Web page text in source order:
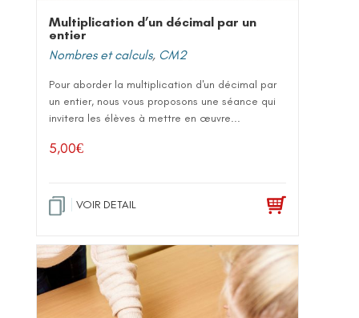
Multiplication d’un décimal par un
entier
Nombres et calculs, CM2
Pour aborder la multiplication d'un décimal par
un entier, nous vous proposons une séance qui
invitera les élèves à mettre en œuvre...
5,00€
VOIR DETAIL